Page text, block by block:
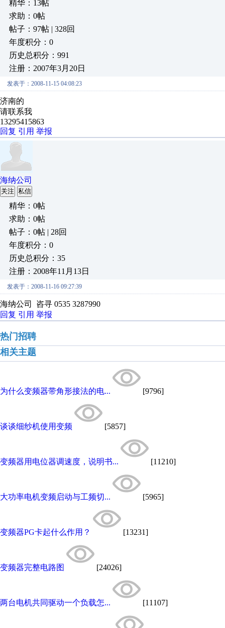
精华：13帖
求助：0帖
帖子：97帖 | 328回
年度积分：0
历史总积分：991
注册：2007年3月20日
发表于：2008-11-15 04:08:23
济南的
请联系我
13295415863
回复 引用 举报
海纳公司
关注 私信
精华：0帖
求助：0帖
帖子：0帖 | 28回
年度积分：0
历史总积分：35
注册：2008年11月13日
发表于：2008-11-16 09:27:39
海纳公司 咨寻 0535 3287990
回复 引用 举报
热门招聘
相关主题
为什么变频器带角形接法的电... [9796]
谈谈细纱机使用变频 [5857]
变频器用电位器调速度，说明书... [11210]
大功率电机变频启动与工频切... [5965]
变频器PG卡起什么作用？ [13231]
变频器完整电路图 [24026]
两台电机共同驱动一个负载怎... [11107]